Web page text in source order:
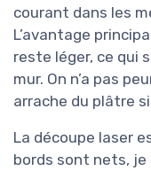
courant dans les
L’avantage
reste léger, ce qui
mur. On n’a pas
arrache du plâtre
La découpe laser
bords sont nets, je